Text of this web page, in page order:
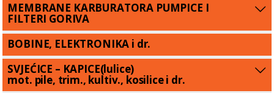
MEMBRANE KARBURATORA PUMPICE I
FILTERI GORIVA
BOBINE, ELEKTRONIKA i dr.
SVJEĆICE – KAPICE(lulice)
mot. pile, trim., kultiv., kosilice i dr.